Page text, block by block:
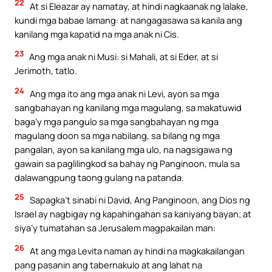
22 At si Eleazar ay namatay, at hindi nagkaanak ng lalake,
kundi mga babae lamang: at nangagasawa sa kanila ang
kanilang mga kapatid na mga anak ni Cis.
23 Ang mga anak ni Musi: si Mahali, at si Eder, at si
Jerimoth, tatlo.
24 Ang mga ito ang mga anak ni Levi, ayon sa mga
sangbahayan ng kanilang mga magulang, sa makatuwid
baga’y mga pangulo sa mga sangbahayan ng mga
magulang doon sa mga nabilang, sa bilang ng mga
pangalan, ayon sa kanilang mga ulo, na nagsigawa ng
gawain sa paglilingkod sa bahay ng Panginoon, mula sa
dalawangpung taong gulang na patanda.
25 Sapagka’t sinabi ni David, Ang Panginoon, ang Dios ng
Israel ay nagbigay ng kapahingahan sa kaniyang bayan; at
siya’y tumatahan sa Jerusalem magpakailan man:
26 At ang mga Levita naman ay hindi na magkakailangan
pang pasanin ang tabernakulo at ang lahat na